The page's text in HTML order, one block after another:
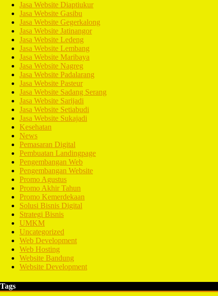
Jasa Website Diaptiukur
Jasa Website Gasibu
Jasa Website Gegerkalong
Jasa Website Jatinangor
Jasa Website Ledeng
Jasa Website Lembang
Jasa Website Maribaya
Jasa Website Nagreg
Jasa Website Padalarang
Jasa Website Pasteur
Jasa Website Sadang Serang
Jasa Website Sarijadi
Jasa Website Setiabudi
Jasa Website Sukajadi
Kesehatan
News
Pemasaran Digital
Pembuatan Landingpage
Pengembangan Web
Pengembangan Website
Promo Agustus
Promo Akhir Tahun
Promo Kemerdekaan
Solusi Bisnis Digital
Strategi Bisnis
UMKM
Uncategorized
Web Development
Web Hosting
Website Bandung
Website Development
Tags